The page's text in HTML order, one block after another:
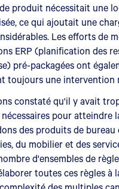
produit nécessitait une
ce qui ajoutait une
Les efforts de
ERP (planification des
pré-packagées ont
toujours une intervention
constaté qu'il y avait
pour atteindre
des produits de bureau
du mobilier et des
d'ensembles de
toutes ces règles à